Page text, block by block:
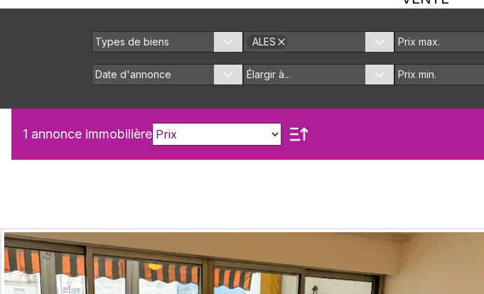
Types de biens ALES
Date d'annonce Élargir à...
1 annonce immobilière